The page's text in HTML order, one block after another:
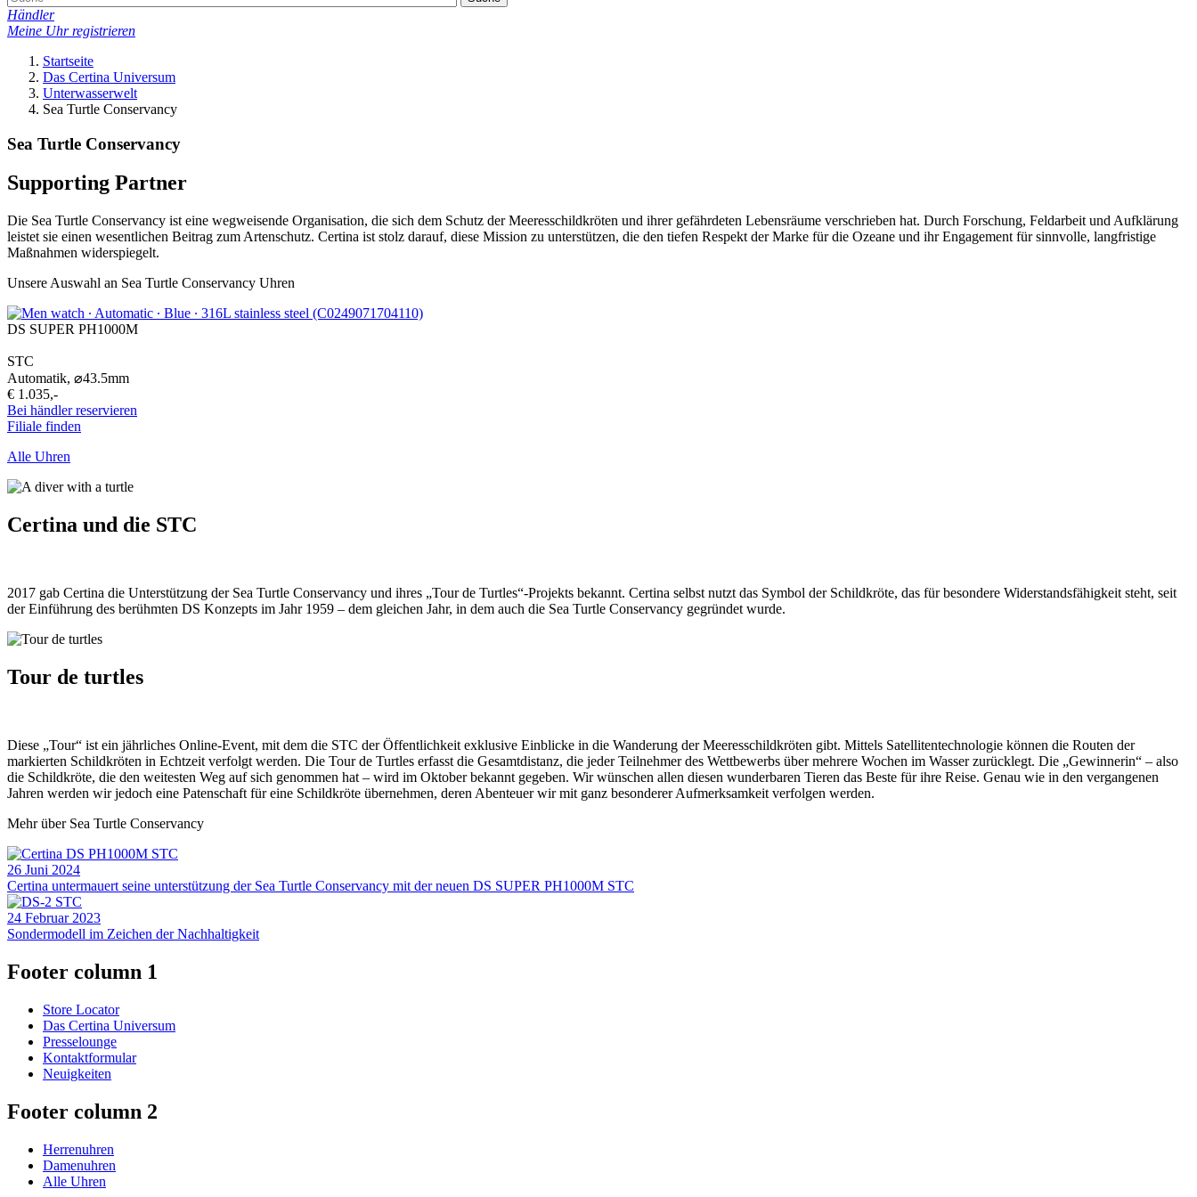
Händler
Meine Uhr registrieren
Startseite
Das Certina Universum
Unterwasserwelt
Sea Turtle Conservancy
Sea Turtle Conservancy
Supporting Partner
Die Sea Turtle Conservancy ist eine wegweisende Organisation, die sich dem Schutz der Meeresschildkröten und ihrer gefährdeten Lebensräume verschrieben hat. Durch Forschung, Feldarbeit und Aufklärung
leistet sie einen wesentlichen Beitrag zum Artenschutz. Certina ist stolz darauf, diese Mission zu unterstützen, die den tiefen Respekt der Marke für die Ozeane und ihr Engagement für sinnvolle, langfristige
Maßnahmen widerspiegelt.
Unsere Auswahl an Sea Turtle Conservancy Uhren
DS SUPER PH1000M
STC
Automatik, ⌀43.5mm
€ 1.035,-
Bei händler reservieren
Filiale finden
Alle Uhren
Certina und die STC
2017 gab Certina die Unterstützung der Sea Turtle Conservancy und ihres „Tour de Turtles“-Projekts bekannt. Certina selbst nutzt das Symbol der Schildkröte, das für besondere Widerstandsfähigkeit steht, seit
der Einführung des berühmten DS Konzepts im Jahr 1959 – dem gleichen Jahr, in dem auch die Sea Turtle Conservancy gegründet wurde.
Tour de turtles
Diese „Tour“ ist ein jährliches Online-Event, mit dem die STC der Öffentlichkeit exklusive Einblicke in die Wanderung der Meeresschildkröten gibt. Mittels Satellitentechnologie können die Routen der
markierten Schildkröten in Echtzeit verfolgt werden. Die Tour de Turtles erfasst die Gesamtdistanz, die jeder Teilnehmer des Wettbewerbs über mehrere Wochen im Wasser zurücklegt. Die „Gewinnerin“ – also
die Schildkröte, die den weitesten Weg auf sich genommen hat – wird im Oktober bekannt gegeben. Wir wünschen allen diesen wunderbaren Tieren das Beste für ihre Reise. Genau wie in den vergangenen
Jahren werden wir jedoch eine Patenschaft für eine Schildkröte übernehmen, deren Abenteuer wir mit ganz besonderer Aufmerksamkeit verfolgen werden.
Mehr über Sea Turtle Conservancy
26 Juni 2024
Certina untermauert seine unterstützung der Sea Turtle Conservancy mit der neuen DS SUPER PH1000M STC
24 Februar 2023
Sondermodell im Zeichen der Nachhaltigkeit
Footer column 1
Store Locator
Das Certina Universum
Presselounge
Kontaktformular
Neuigkeiten
Footer column 2
Herrenuhren
Damenuhren
Alle Uhren